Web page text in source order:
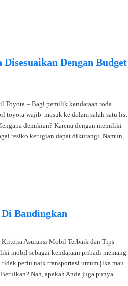
Dengan Budget
Toyota – Bagi pemilik kendaraan roda
toyota wajib masuk ke dalam salah satu list
demikian? Karena dengan memiliki
resiko kerugian dapat dikurangi. Namun,
Bandingkan
Asuransi Mobil Terbaik dan Tips
mobil sebagai kendaraan pribadi memang
perlu naik transportasi umum jika mau
Nah, apakah Anda juga punya …